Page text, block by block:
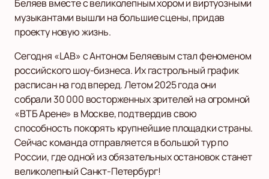
Беляев вместе с великолепным хором и виртуозными
музыкантами вышли на большие сцены, придав
проекту новую жизнь.
Сегодня «LAB» с Антоном Беляевым стал феноменом
российского шоу-бизнеса. Их гастрольный график
расписан на год вперед. Летом 2025 года они
собрали 30 000 восторженных зрителей на огромной
«ВТБ Арене» в Москве, подтвердив свою
способность покорять крупнейшие площадки страны.
Сейчас команда отправляется в большой тур по
России, где одной из обязательных остановок станет
великолепный Санкт-Петербург!